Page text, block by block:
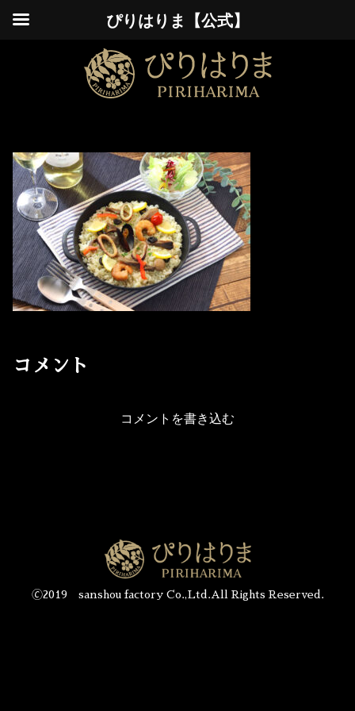
コメント
コメントを書き込む
🄫2019 sanshou factory Co.,Ltd.All Rights Reserved.
ぴりはりま【公式】